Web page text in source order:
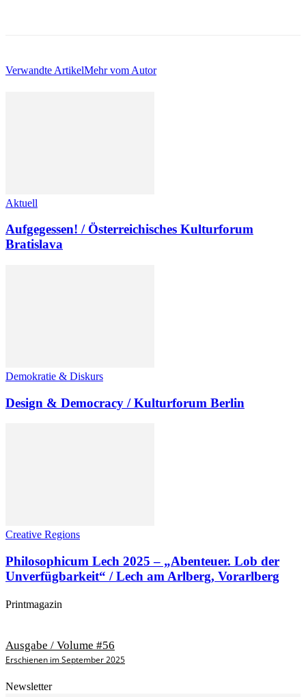
Verwandte ArtikelMehr vom Autor
Aktuell
Aufgegessen! / Österreichisches Kulturforum
Bratislava
Demokratie & Diskurs
Design & Democracy / Kulturforum Berlin
Creative Regions
Philosophicum Lech 2025 – „Abenteuer. Lob der
Unverfügbarkeit“ / Lech am Arlberg, Vorarlberg
Printmagazin
Ausgabe / Volume #56
Erschienen im September 2025
Newsletter